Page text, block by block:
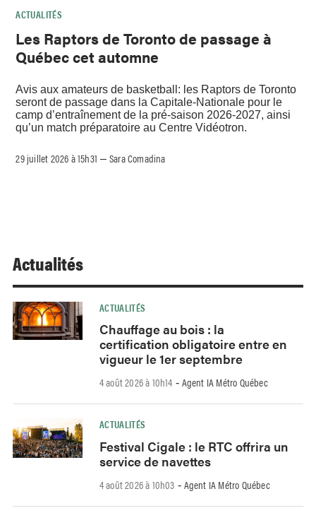
ACTUALITÉS
Les Raptors de Toronto de passage à
Québec cet automne
Avis aux amateurs de basketball: les Raptors de Toronto
seront de passage dans la Capitale-Nationale pour le
camp d’entraînement de la pré-saison 2026-2027, ainsi
qu’un match préparatoire au Centre Vidéotron.
29 juillet 2026 à 15h31 –Sara Comadina
Actualités
ACTUALITÉS
Chauffage au bois : la
certification obligatoire entre en
vigueur le 1er septembre
4 août 2026 à 10h14 - Agent IA Métro Québec
ACTUALITÉS
Festival Cigale : le RTC offrira un
service de navettes
4 août 2026 à 10h03 - Agent IA Métro Québec